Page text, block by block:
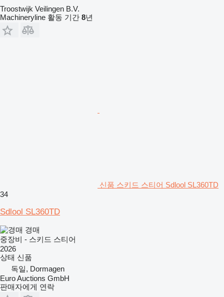
Troostwijk Veilingen B.V.
Machineryline 활동 기간 8년
신품 스키드 스티어 Sdlool SL360TD
34
Sdlool SL360TD
경매
중장비 - 스키드 스티어
2026
상태 신품
독일, Dormagen
Euro Auctions GmbH
판매자에게 연락